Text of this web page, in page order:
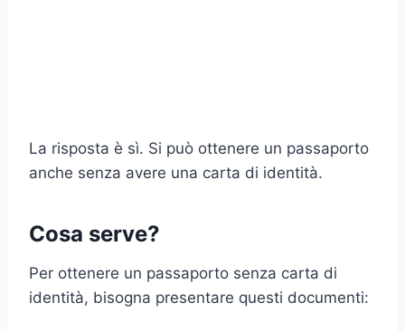
La risposta è sì. Si può ottenere un passaporto
anche senza avere una carta di identità.
Cosa serve?
Per ottenere un passaporto senza carta di
identità, bisogna presentare questi documenti: